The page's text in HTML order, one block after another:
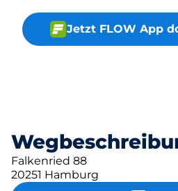
Jetzt FLOW App
Falkenried 88
20251 Hamburg